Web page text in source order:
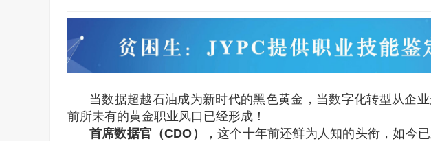
当数据超越石油成为新时代的黑色黄金，当数字化转型从企
前所未有的黄金职业风口已经形成！
首席数据官（CDO）
，这个十年前还鲜为人知的头衔，如今